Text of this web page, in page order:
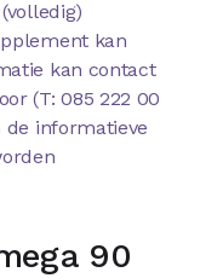
kan
kan contact
(T: 085 222 00
de informatieve
90